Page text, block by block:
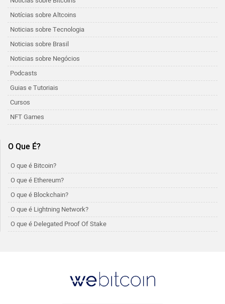
Notícias sobre Altcoins
Noticias sobre Tecnologia
Noticias sobre Brasil
Noticias sobre Negócios
Podcasts
Guias e Tutoriais
Cursos
NFT Games
O Que É?
O que é Bitcoin?
O que é Ethereum?
O que é Blockchain?
O que é Lightning Network?
O que é Delegated Proof Of Stake